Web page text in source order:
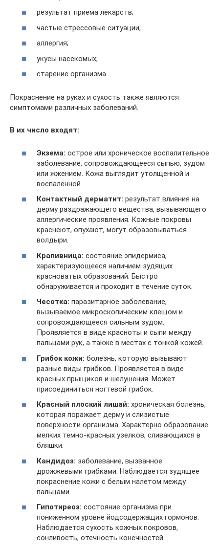
результат приема лекарств;
частые стрессовые ситуации;
аллергия;
укусы насекомых;
старение организма.
Покраснение на руках и сухость также являются
симптомами различных заболеваний.
В их число входят:
Экзема: острое или хроническое воспалительное
заболевание, сопровождающееся сыпью, зудом
или жжением. Кожа выглядит утолщенной и
воспалённой.
Контактный дерматит: результат влияния на
дерму раздражающего вещества, вызывающего
аллергические проявления. Кожные покровы
краснеют, опухают, могут образовываться
волдыри.
Крапивница: состояние эпидермиса,
характеризующееся наличием зудящих
красноватых образований. Быстро
обнаруживается и проходит в течение суток.
Чесотка: паразитарное заболевание,
вызываемое микроскопическим клещом и
сопровождающееся сильным зудом.
Проявляется в виде красноты и сыпи между
пальцами рук, а также в местах с тонкой кожей.
Грибок кожи: болезнь, которую вызывают
разные виды грибков. Проявляется в виде
красных прыщиков и шелушения. Может
присоединиться ногтевой грибок.
Красный плоский лишай: хроническая болезнь,
которая поражает дерму и слизистые
поверхности организма. Характерно образование
мелких темно-красных узелков, сливающихся в
бляшки.
Кандидоз: заболевание, вызванное
дрожжевыми грибками. Наблюдается зудящее
покраснение кожи с белым налетом между
пальцами.
Гипотиреоз: состояние организма при
пониженном уровне йодсодержащих гормонов.
Наблюдается сухость кожных покровов,
сонливость, отечность конечностей.